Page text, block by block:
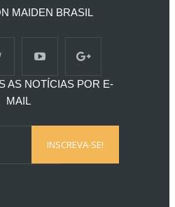
MAIDEN BRASIL
AS NOTÍCIAS POR E-
MAIL